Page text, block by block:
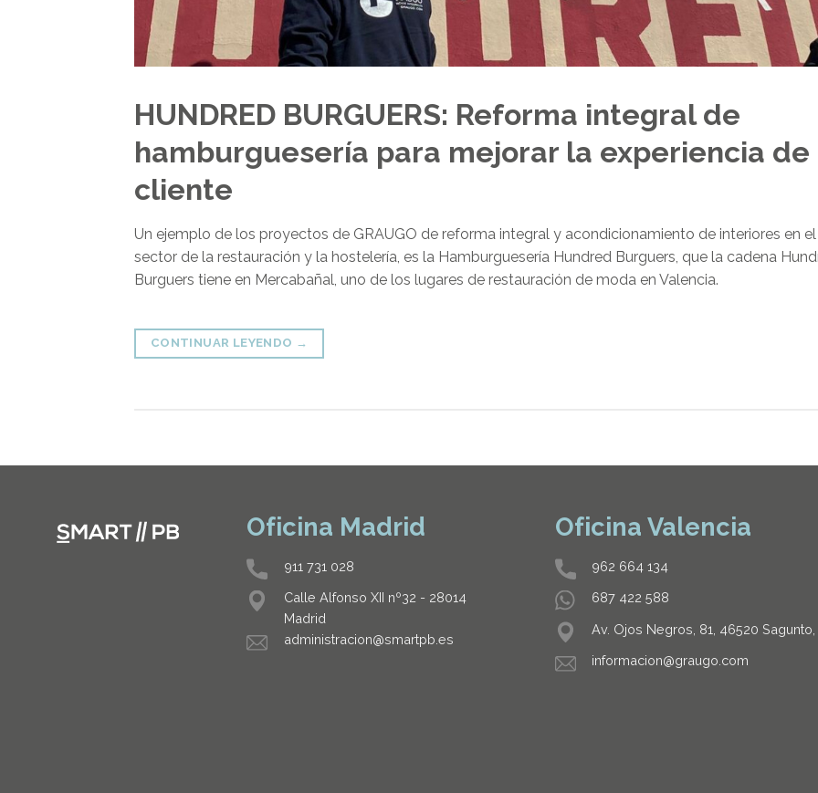
HUNDRED BURGUERS: Reforma integral de
hamburguesería para mejorar la experiencia de
cliente
Un ejemplo de los proyectos de GRAUGO de reforma integral y acondicionamiento de interiores en el
sector de la restauración y la hostelería, es la Hamburguesería Hundred Burguers, que la cadena
Burguers tiene en Mercabañal, uno de los lugares de restauración de moda en Valencia.
CONTINUAR LEYENDO →
Oficina Madrid
911 731 028
Calle Alfonso XII nº32 - 28014
Madrid
administracion@smartpb.es
Oficina Valencia
962 664 134
687 422 588
Av. Ojos Negros, 81, 46520
informacion@graugo.com